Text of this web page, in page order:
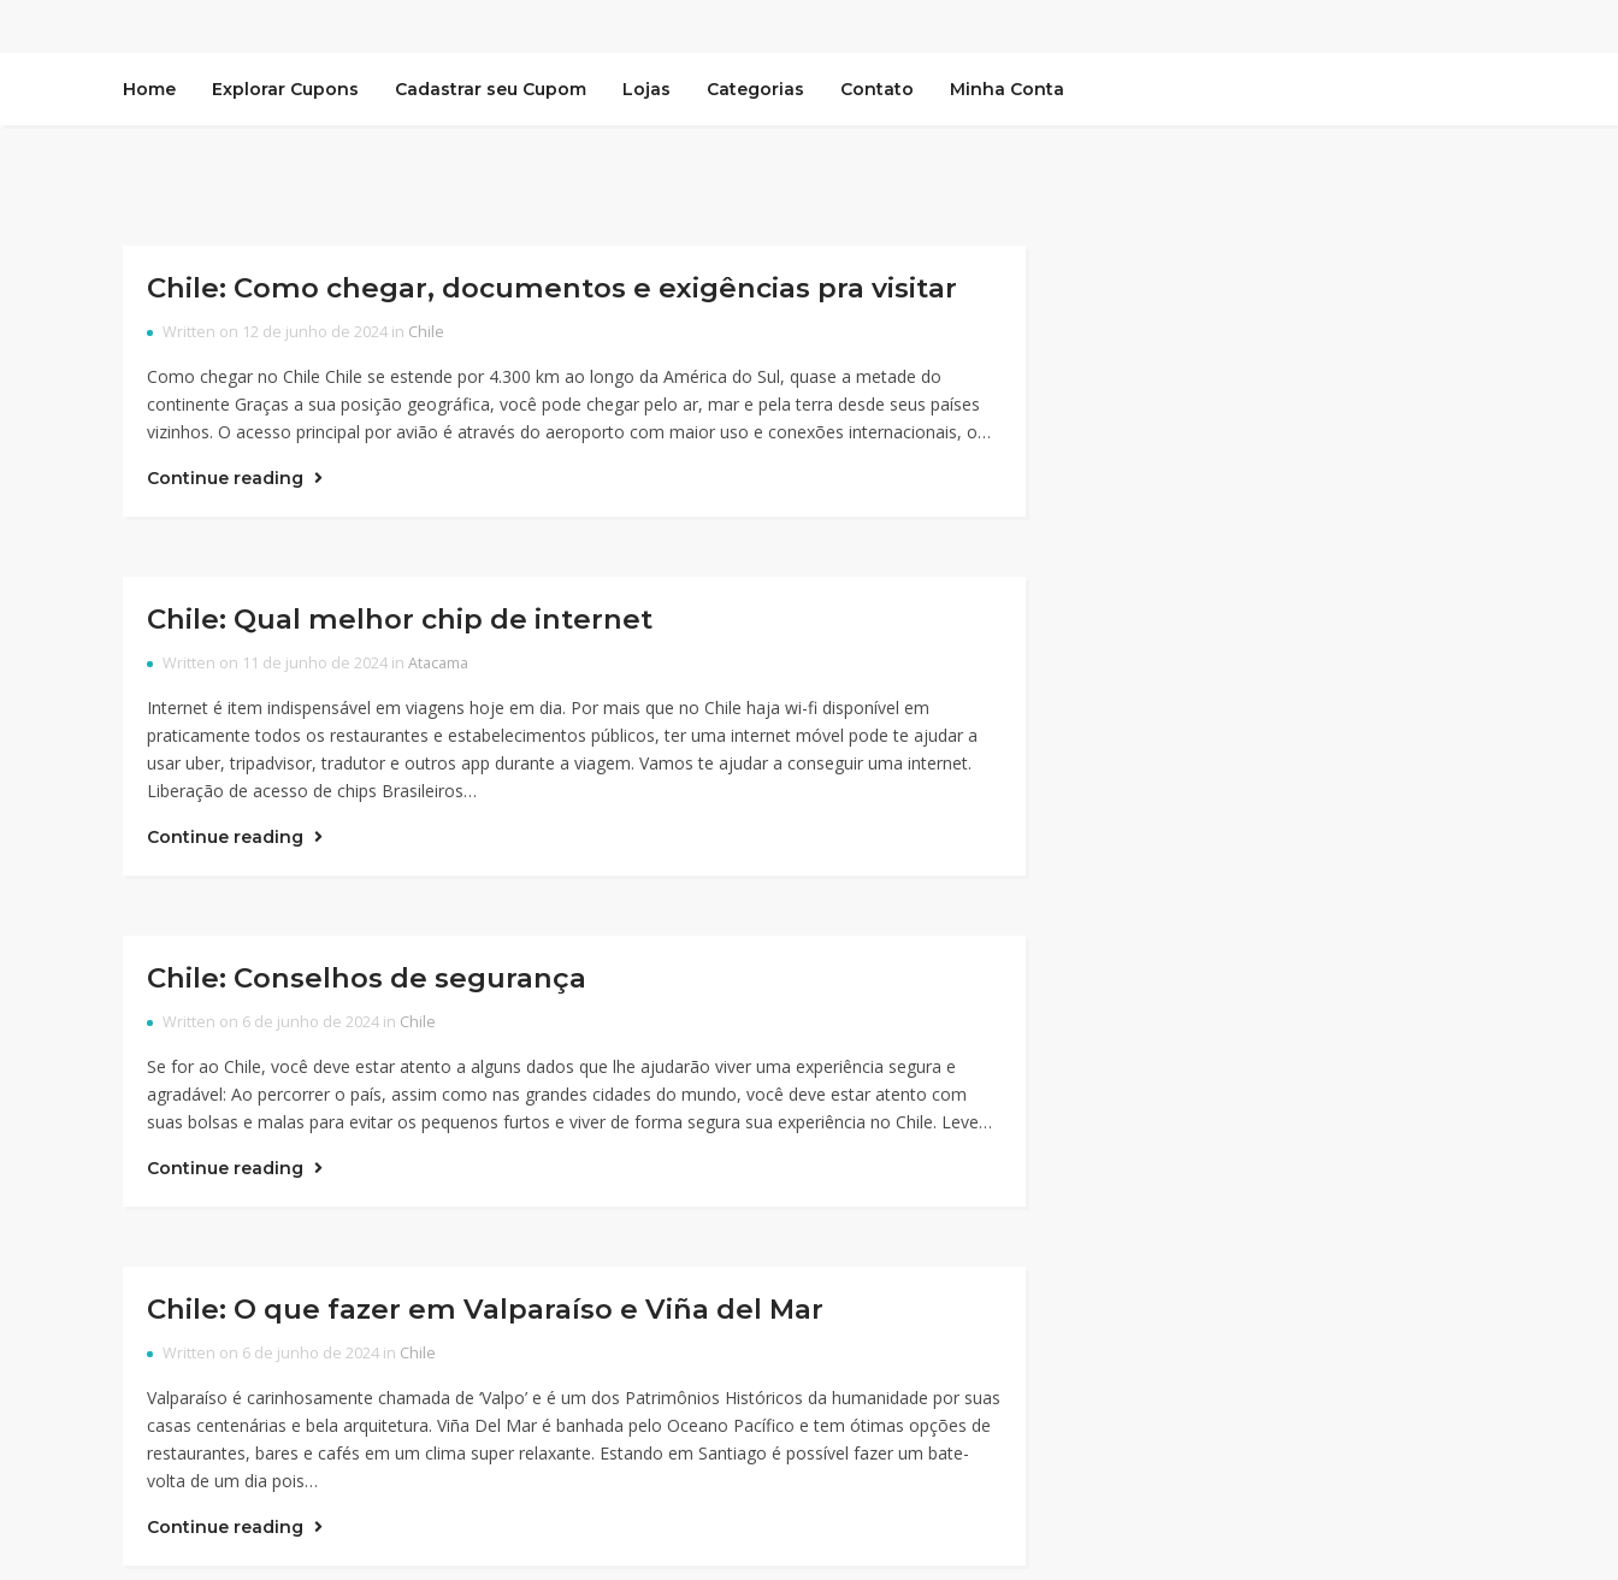
Home Explorar Cupons Cadastrar seu Cupom Lojas Categorias Contato Minha Conta
Chile: Como chegar, documentos e exigências pra visitar
Written on 12 de junho de 2024 in Chile
Como chegar no Chile Chile se estende por 4.300 km ao longo da América do Sul, quase a metade do
continente Graças a sua posição geográfica, você pode chegar pelo ar, mar e pela terra desde seus países
vizinhos. O acesso principal por avião é através do aeroporto com maior uso e conexões internacionais, o…
Continue reading
Chile: Qual melhor chip de internet
Written on 11 de junho de 2024 in Atacama
Internet é item indispensável em viagens hoje em dia. Por mais que no Chile haja wi-fi disponível em
praticamente todos os restaurantes e estabelecimentos públicos, ter uma internet móvel pode te ajudar a
usar uber, tripadvisor, tradutor e outros app durante a viagem. Vamos te ajudar a conseguir uma internet.
Liberação de acesso de chips Brasileiros…
Continue reading
Chile: Conselhos de segurança
Written on 6 de junho de 2024 in Chile
Se for ao Chile, você deve estar atento a alguns dados que lhe ajudarão viver uma experiência segura e
agradável: Ao percorrer o país, assim como nas grandes cidades do mundo, você deve estar atento com
suas bolsas e malas para evitar os pequenos furtos e viver de forma segura sua experiência no Chile. Leve…
Continue reading
Chile: O que fazer em Valparaíso e Viña del Mar
Written on 6 de junho de 2024 in Chile
Valparaíso é carinhosamente chamada de ‘Valpo’ e é um dos Patrimônios Históricos da humanidade por suas
casas centenárias e bela arquitetura. Viña Del Mar é banhada pelo Oceano Pacífico e tem ótimas opções de
restaurantes, bares e cafés em um clima super relaxante. Estando em Santiago é possível fazer um bate-
volta de um dia pois…
Continue reading